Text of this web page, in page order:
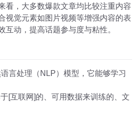
看，大多数爆款文章均比较注重内容
视觉元素如图片视频等增强内容的表
动，提高话题参与度与粘性。
言处理（NLP）模型，它能够学习
[互联网]的、可用数据来训练的、文